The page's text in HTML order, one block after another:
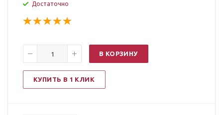
Достаточно
В КОРЗИНУ
КУПИТЬ В 1 КЛИК